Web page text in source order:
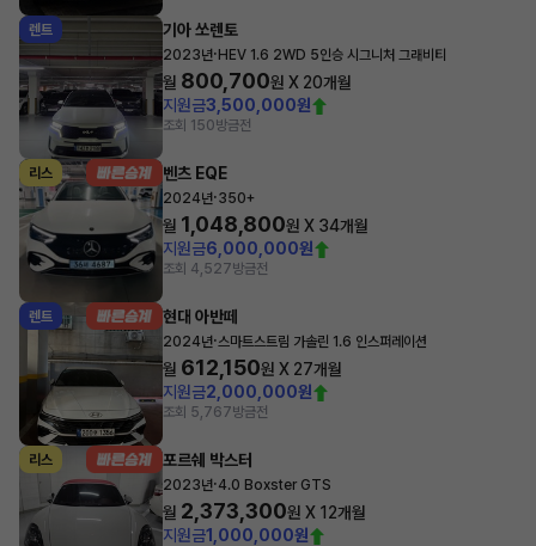
렌트 기아 쏘렌토
2023년· HEV 1.6 2WD 5인승 시그니처 그래비티
월 800,700원 X 20개월
지원금3,500,000원
조회 150방금전
리스 벤츠 EQE
2024년·350+
월 1,048,800원 X 34개월
지원금6,000,000원
조회 4,527방금전
렌트 현대 아반떼
2024년·스마트스트림 가솔린 1.6 인스퍼레이션
월 612,150원 X 27개월
지원금2,000,000원
조회 5,767방금전
리스 포르쉐 박스터
2023년·4.0 Boxster GTS
월 2,373,300원 X 12개월
지원금1,000,000원